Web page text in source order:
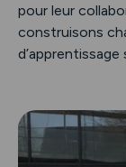
pour leur
construisons